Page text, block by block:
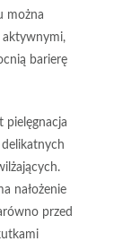
można
aktywnymi,
barierę
pielęgnacja
nałożenie
przed